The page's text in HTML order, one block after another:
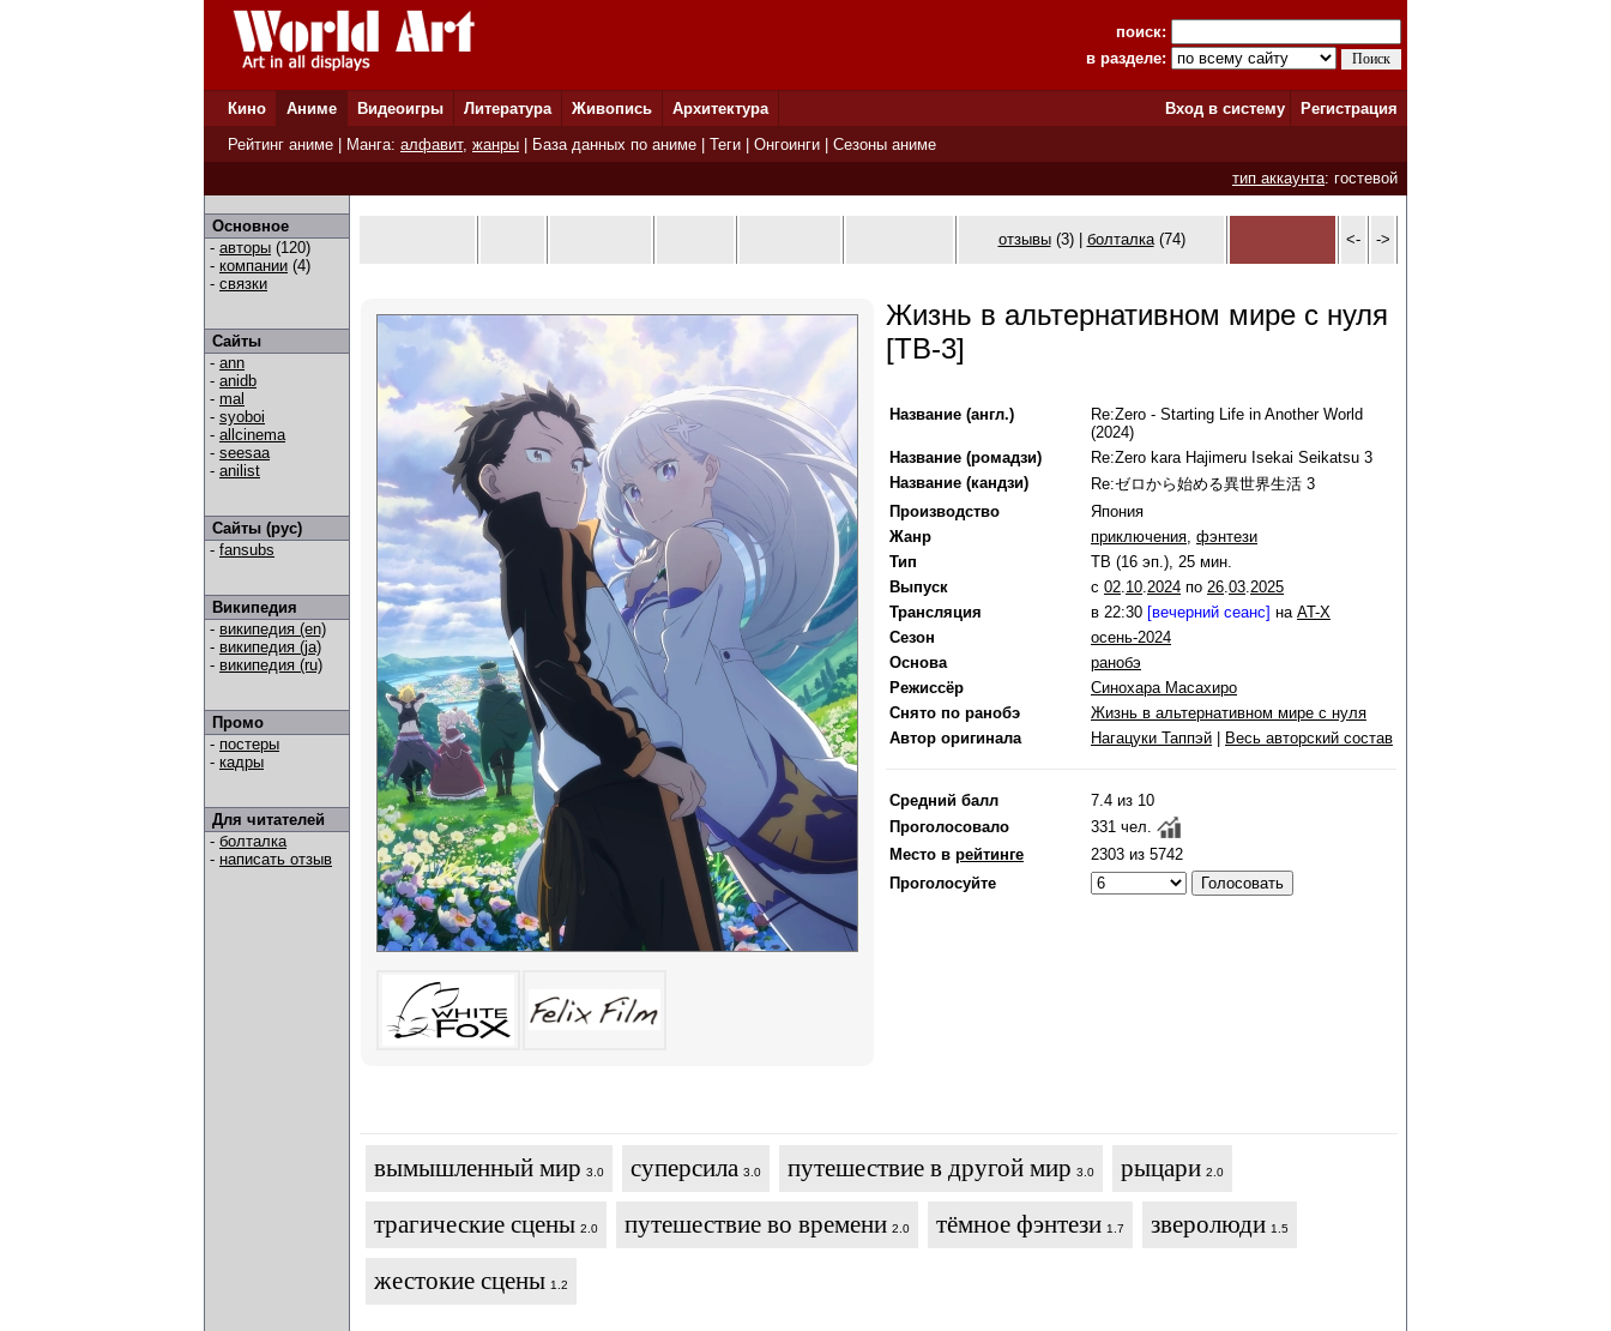
поиск:
в разделе:
Кино Аниме Видеоигры Литература Живопись Архитектура Вход в систему
Регистрация
Рейтинг аниме | Манга: алфавит, жанры База данных по аниме Теги Онгоинги
Сезоны аниме
тип аккаунта: гостевой
Основное
- авторы (120)
- компании (4)
- связки
Сайты
- ann
- anidb
- mal
- syoboi
- allcinema
- seesaa
- anilist
Сайты (рус)
- fansubs
Википедия
- википедия (en)
- википедия (ja)
- википедия (ru)
Промо
- постеры
- кадры
Для читателей
- болталка
- написать отзыв
отзывы(3) | болталка(74) <- ->
Жизнь в альтернативном мире с нуля
[ТВ-3]
Название (англ.)
Re:Zero - Starting Life in Another World
(2024)
Название (ромадзи)
Re:Zero kara Hajimeru Isekai Seikatsu 3
Название (кандзи)
Re:ゼロから始める異世界生活 3
Производство
Япония
Жанр
приключения, фэнтези
Тип
ТВ (16 эп.), 25 мин.
Выпуск
c 02.10.2024 по 26.03.2025
Трансляция
в 22:30 [вечерний сеанс] на AT-X
Сезон
осень-2024
Основа
ранобэ
Режиссёр
Синохара Масахиро
Снято по ранобэ
Жизнь в альтернативном мире с нуля
Автор оригинала
Нагацуки Таппэй Весь авторский состав
Средний балл
7.4 из 10
Проголосовало
331 чел.
Место в рейтинге
2303 из 5742
Проголосуйте
вымышленный мир 3.0 суперсила 3.0 путешествие в другой мир 3.0 рыцари 2.0
трагические сцены 2.0 путешествие во времени 2.0 тёмное фэнтези 1.7 зверолюди 1.5
жестокие сцены 1.2